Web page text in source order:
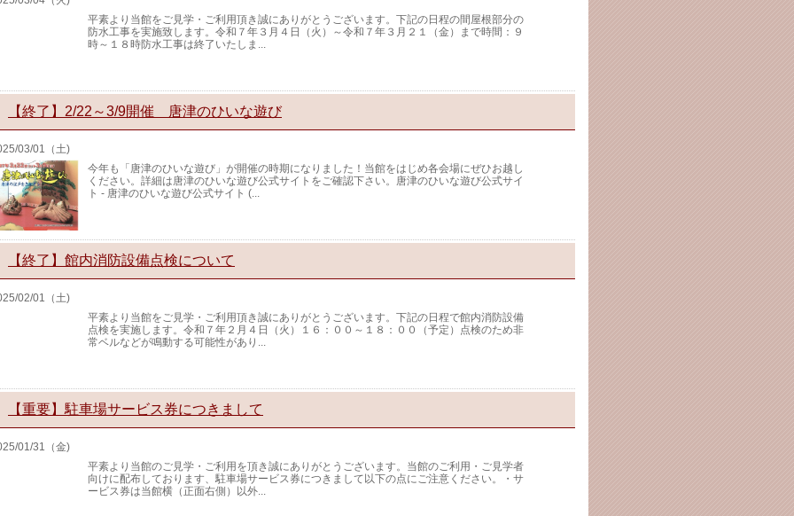
平素より当館をご見学・ご利用頂き誠にありがとうございます。下記の日程の間屋根部分の
防水工事を実施致します。令和７年３月４日（火）～令和７年３月２１（金）まで時間：９
時～１８時防水工事は終了いたしま...
【終了】2/22～3/9開催 唐津のひいな遊び
03/01（土)
今年も「唐津のひいな遊び」が開催の時期になりました！当館をはじめ各会場にぜひお越し
ください。詳細は唐津のひいな遊び公式サイトをご確認下さい。唐津のひいな遊び公式サイ
ト - 唐津のひいな遊び公式サイト (...
【終了】館内消防設備点検について
02/01（土)
平素より当館をご見学・ご利用頂き誠にありがとうございます。下記の日程で館内消防設備
点検を実施します。令和７年２月４日（火）１６：００～１８：００（予定）点検のため非
常ベルなどが鳴動する可能性があり...
【重要】駐車場サービス券につきまして
01/31（金)
平素より当館のご見学・ご利用を頂き誠にありがとうございます。当館のご利用・ご見学者
向けに配布しております、駐車場サービス券につきまして以下の点にご注意ください。・サ
ービス券は当館横（正面右側）以外...